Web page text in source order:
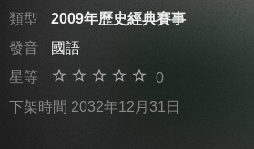
類型
2009年歷史經典賽事
發音
國語
星等
0
下架時間 2032年12月31日